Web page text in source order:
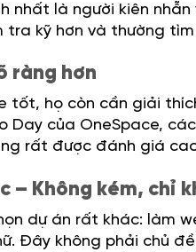
nhất là người kiên
tra kỹ hơn và thường
ràng hơn
tốt, họ còn cần giải
Day của OneSpace,
rất được đánh giá
– Không kém, chỉ
dự án rất khác: làm
Đây không phải chủ